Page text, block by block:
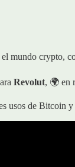
mundo crypto,
Revolut, 🌍 en
usos de Bitcoin